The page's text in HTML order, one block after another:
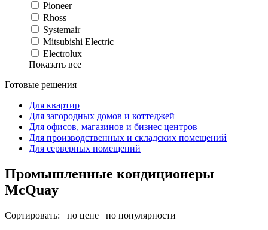
Pioneer
Rhoss
Systemair
Mitsubishi Electric
Electrolux
Показать все
Готовые решения
Для квартир
Для загородных домов и коттеджей
Для офисов, магазинов и бизнес центров
Для производственных и складских помещений
Для серверных помещений
Промышленные кондиционеры
McQuay
Сортировать: по цене
по популярности